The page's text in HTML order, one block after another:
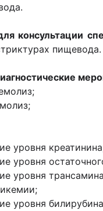
консультации
уровня
уровня
уровня
уровня